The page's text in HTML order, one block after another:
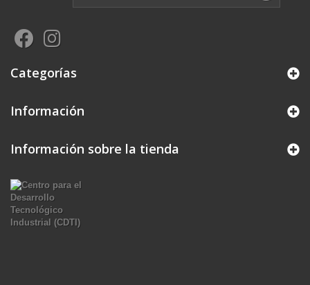
Categorías
Información
Información sobre la tienda